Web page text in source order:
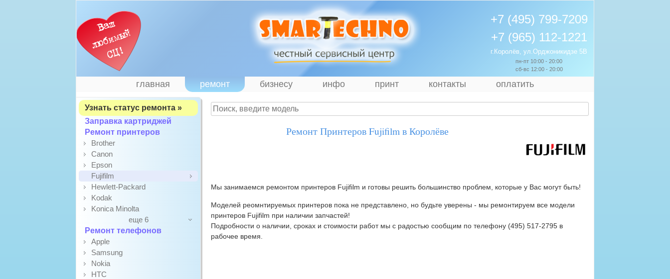
+7 (495) 799-7209
+7 (965) 112-1221
г.Королёв, ул.Орджоникидзе 5В
пн-пт 10:00 - 20:00
сб-вс 12:00 - 20:00
главная ремонт бизнесу инфо принт контакты оплатить
Узнать статус ремонта »
Заправка картриджей
Ремонт принтеров
Brother
Canon
Epson
Fujifilm
Hewlett-Packard
Kodak
Konica Minolta
еще 6
Ремонт телефонов
Apple
Samsung
Nokia
HTC
Ремонт Принтеров Fujifilm в Королёве
Мы занимаемся ремонтом принтеров Fujifilm и готовы решить большинство проблем, которые у Вас могут быть!
Моделей реомнтируемых принтеров пока не представлено, но будьте уверены - мы ремонтируем все модели
принтеров Fujifilm при наличии запчастей!
Подробности о наличии, сроках и стоимости работ мы с радостью сообщим по телефону (495) 517-2795 в
рабочее время.